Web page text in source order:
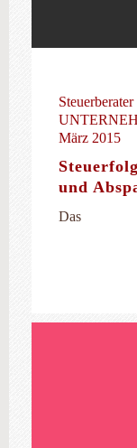
März 2015
und
Das